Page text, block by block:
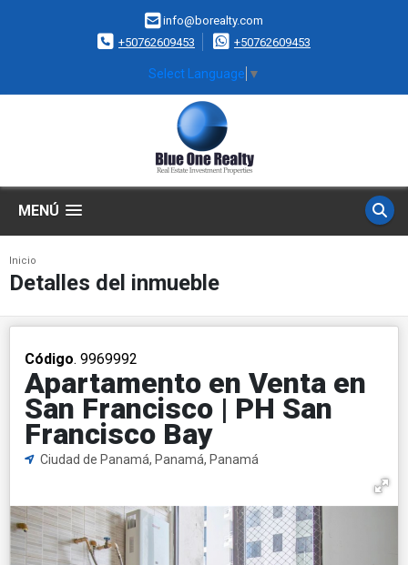
info@borealty.com
+50762609453
+50762609453
Select Language ▼
MENÚ
Inicio
Detalles del inmueble
Código. 9969992
Apartamento en Venta en
San Francisco | PH San
Francisco Bay
Ciudad de Panamá, Panamá, Panamá